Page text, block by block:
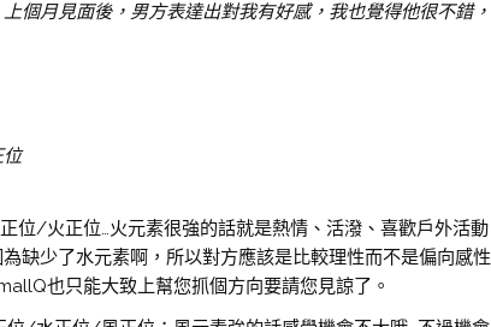
個月見面後，男方表達出對我有好感，我也覺得他很不錯，
位
/火正位…火元素很強的話就是熱情、活潑、喜歡戶外活動
缺少了水元素啊，所以對方應該是比較理性而不是偏向感性
也只能大致上幫您抓個方向要請您見諒了。